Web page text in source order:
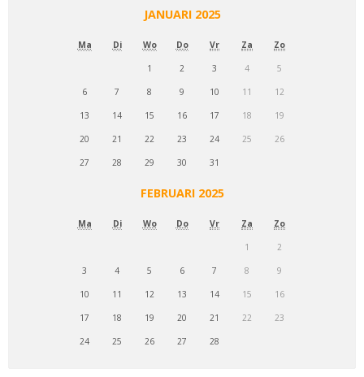
JANUARI 2025
Ma Di Wo Do Vr Za Zo
1 2 3 4 5
6 7 8 9 10 11 12
13 14 15 16 17 18 19
20 21 22 23 24 25 26
27 28 29 30 31
FEBRUARI 2025
Ma Di Wo Do Vr Za Zo
1 2
3 4 5 6 7 8 9
10 11 12 13 14 15 16
17 18 19 20 21 22 23
24 25 26 27 28